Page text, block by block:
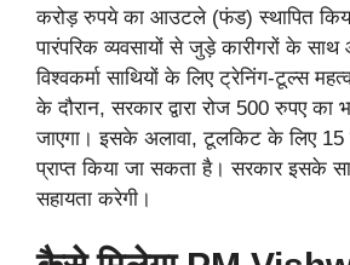
करोड़ रुपये का आउटले (फंड) स्थापित किया
पारंपरिक व्यवसायों से जुड़े कारीगरों के
विश्वकर्मा साथियों के लिए ट्रेनिंग-टूल्स
के दौरान, सरकार द्वारा रोज 500 रुपए का
जाएगा। इसके अलावा, टूलकिट के लिए 15
प्राप्त किया जा सकता है। सरकार इसके
सहायता करेगी।